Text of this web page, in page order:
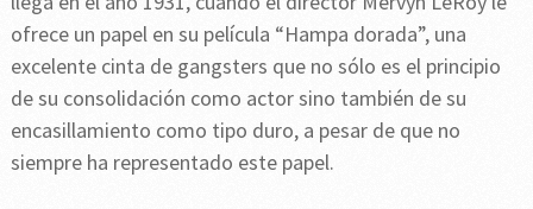
ofrece un papel en su película “Hampa dorada”, una
excelente cinta de gangsters que no sólo es el principio
de su consolidación como actor sino también de su
encasillamiento como tipo duro, a pesar de que no
siempre ha representado este papel.